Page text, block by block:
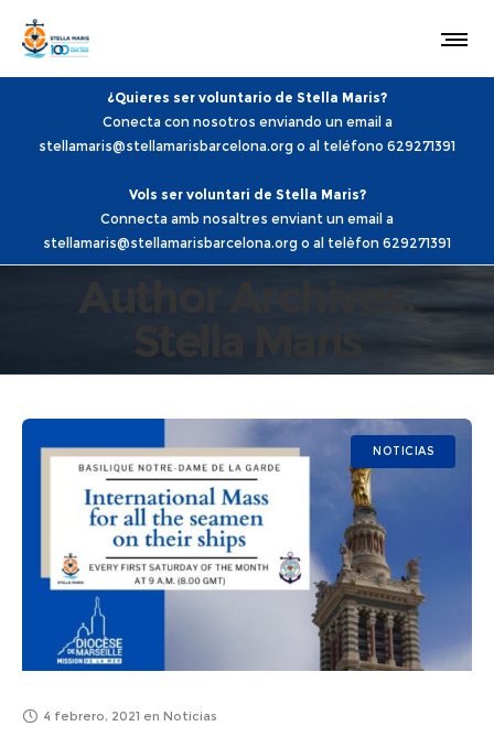
¿Quieres ser voluntario de Stella Maris?
Conecta con nosotros enviando un email a
stellamaris@stellamarisbarcelona.org o al teléfono 629271391
Vols ser voluntari de Stella Maris?
Connecta amb nosaltres enviant un email a
stellamaris@stellamarisbarcelona.org o al telèfon 629271391
Author Archives:
Stella Maris
NOTICIAS
4 febrero, 2021 en Noticias